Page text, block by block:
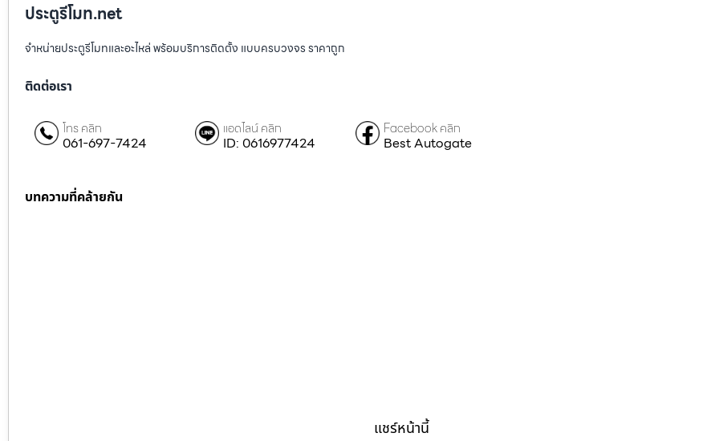
ประตูรีโมท.net
จำหน่ายประตูรีโมทและอะไหล่ พร้อมบริการติดตั้ง แบบครบวงจร ราคาถูก
ติดต่อเรา
โทร คลิก
061-697-7424
แอดไลน์ คลิก
ID: 0616977424
Facebook คลิก
Best Autogate
บทความที่คล้ายกัน
แชร์หน้านี้